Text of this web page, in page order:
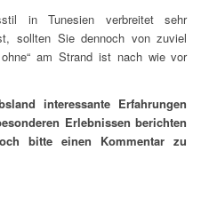
in Tunesien verbreitet sehr
sollten Sie dennoch von zuviel
am Strand ist nach wie vor
interessante Erfahrungen
Erlebnissen berichten
bitte einen Kommentar zu